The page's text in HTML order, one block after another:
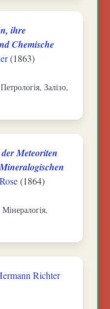
ihre
Chemische
(1863)
Залізо,
Meteoriten
(1864)
Richter